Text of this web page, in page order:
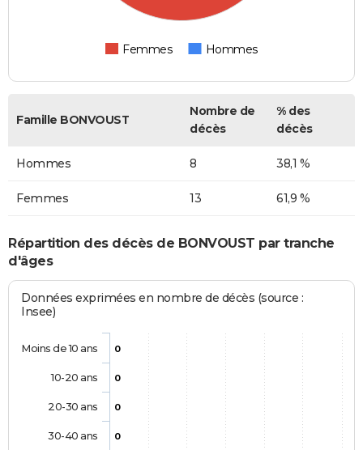
Femmes Hommes
Famille BONVOUST
Nombre de
décès
% des
décès
Hommes 8 38,1 %
Femmes 13 61,9 %
Répartition des décès de BONVOUST par tranche
d'âges
Données exprimées en nombre de décès (source :
Insee)
0
0
0
0
Moins de 10 ans
10-20 ans
20-30 ans
30-40 ans